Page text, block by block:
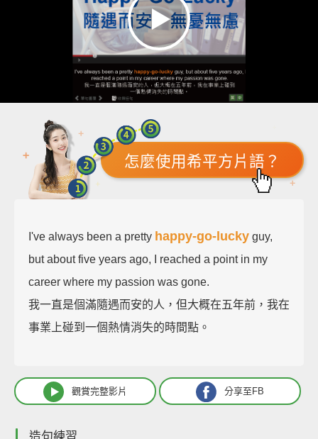
怎麼使用希平方片語？
I've always been a pretty happy-go-lucky guy,
but about five years ago, I reached a point in my
career where my passion was gone.
我一直是個滿隨遇而安的人，但大概在五年前，我在
事業上碰到一個熱情消失的時間點。
觀賞完整影片 分享至FB